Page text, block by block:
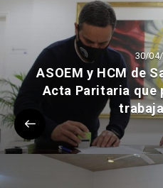
30/
ASOEM y HCM de
Acta Paritaria que